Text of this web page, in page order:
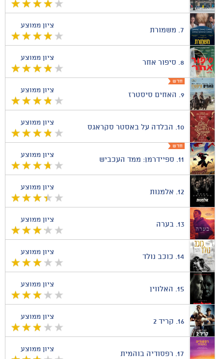
ציון ממוצע
7. משמורת
ציון ממוצע
8. סיפור אחר
ציון ממוצע
9. האחים סיסטרז
ציון ממוצע
10. הבלדה על באסטר סקראגס
ציון ממוצע
11. ספיידרמן: ממד העכביש
ציון ממוצע
12. אלמנות
ציון ממוצע
13. בערה
ציון ממוצע
14. כוכב נולד
ציון ממוצע
15. האלווין
ציון ממוצע
16. קריד 2
ציון ממוצע
17. רפסודיה בוהמית